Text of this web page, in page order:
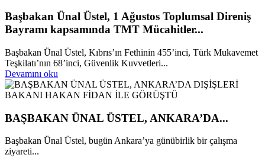
Başbakan Ünal Üstel, 1 Ağustos Toplumsal Direniş
Bayramı kapsamında TMT Mücahitler...
Başbakan Ünal Üstel, Kıbrıs’ın Fethinin 455’inci, Türk Mukavemet
Teşkilatı’nın 68’inci, Güvenlik Kuvvetleri...
Devamını oku
BAŞBAKAN ÜNAL ÜSTEL, ANKARA’DA...
Başbakan Ünal Üstel, bugün Ankara’ya günübirlik bir çalışma
ziyareti...